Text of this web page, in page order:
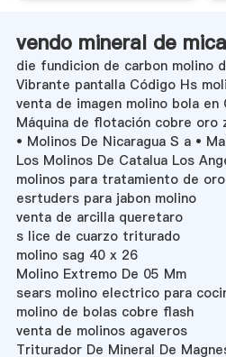
vendo mineral de
die fundicion de carbon molino
Vibrante pantalla Código Hs
venta de imagen molino bola en
Máquina de flotación cobre oro
• Molinos De Nicaragua S a •
Los Molinos De Catalua Los
molinos para tratamiento de
esrtuders para jabon molino
venta de arcilla queretaro
s lice de cuarzo triturado
molino sag 40 x 26
Molino Extremo De 05 Mm
sears molino electrico para
molino de bolas cobre flash
venta de molinos agaveros
Triturador De Mineral De